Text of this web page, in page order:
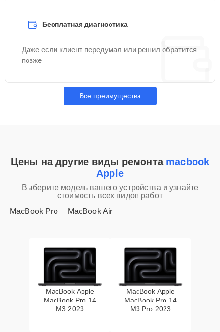
Бесплатная диагностика
Даже если клиент передумал или решил обратится
позже
Все преимущества
Цены на другие виды ремонта macbook
Apple
Выберите модель вашего устройства и узнайте
стоимость всех видов работ
MacBook Pro
MacBook Air
MacBook Apple
MacBook Pro 14
M3 2023
MacBook Apple
MacBook Pro 14
M3 Pro 2023